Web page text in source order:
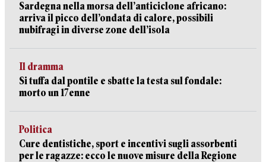
Sardegna nella morsa dell’anticiclone africano:
arriva il picco dell’ondata di calore, possibili
nubifragi in diverse zone dell’isola
Il dramma
Si tuffa dal pontile e sbatte la testa sul fondale:
morto un 17enne
Politica
Cure dentistiche, sport e incentivi sugli assorbenti
per le ragazze: ecco le nuove misure della Regione